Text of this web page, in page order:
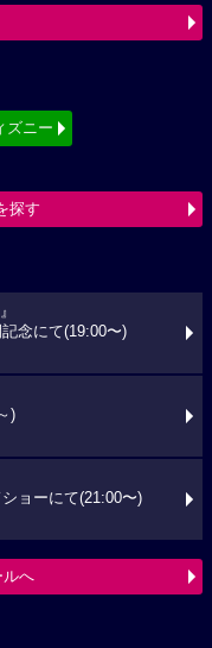
ズニー
探す
念にて(19:00〜)
)
ョーにて(21:00〜)
ルへ